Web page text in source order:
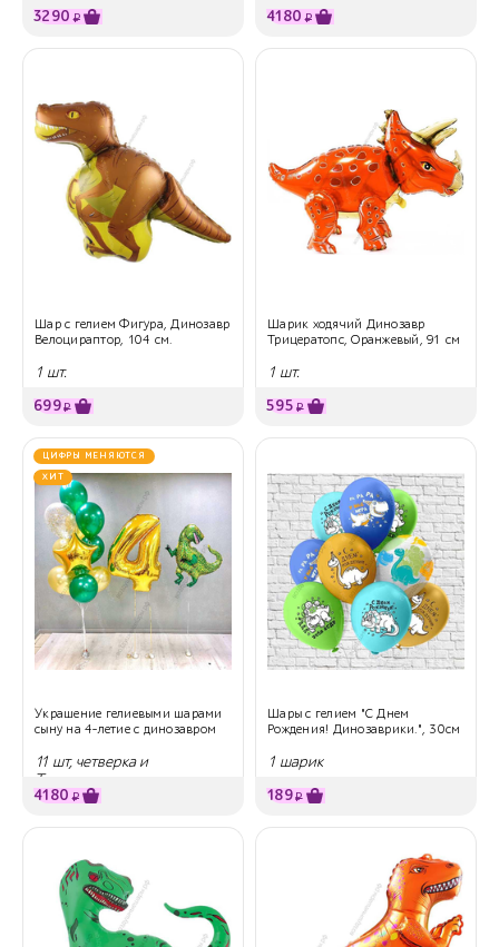
3290 ₽ 4180 ₽
Шар с гелием Фигура, Динозавр
Велоцираптор, 104 см.
1 шт.
699₽
Шарик ходячий Динозавр
Трицератопс, Оранжевый, 91 см
1 шт.
595 ₽
ЦИФРЫ МЕНЯЮТСЯ
ХИТ
Украшение гелиевыми шарами
сыну на 4-летие с динозавром
11 шт, четверка и
Тираннозавр
4180 ₽
Шары с гелием "С Днем
Рождения! Динозаврики.", 30см
1 шарик
189₽